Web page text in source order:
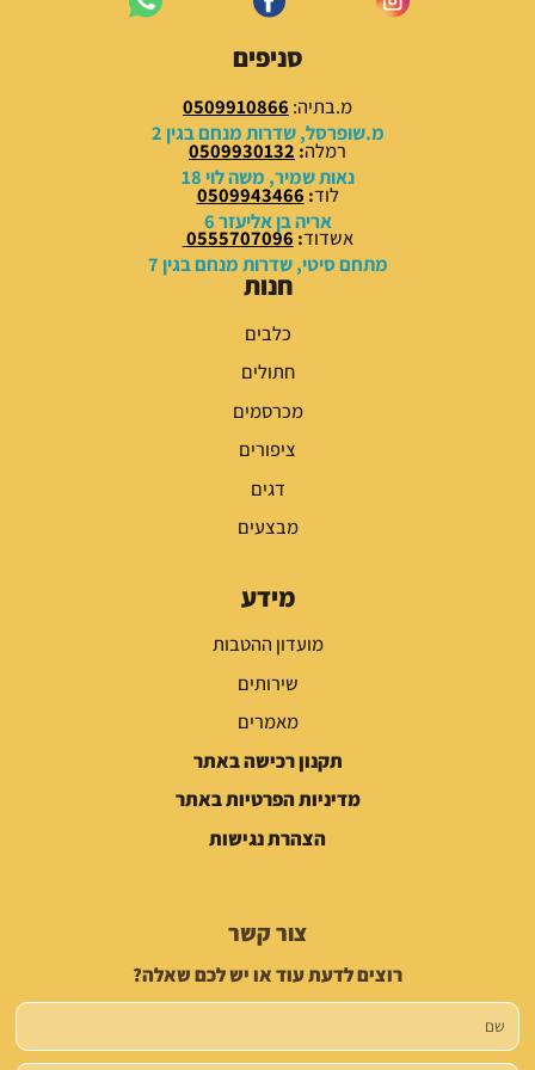
7
.
0
0
₪
.
0
0
₪
.
סניפים
מ.בתיה: 0509910866
מ.שופרסל, שדרות מנחם בגין 2
רמלה:
0509930132
נאות שמיר, משה לוי 18
לוד:
0509943466
אריה בן אליעזר 6
אשדוד:
0555707096
מתחם סיטי, שדרות מנחם בגין 7
חנות
כלבים
חתולים
מכרסמים
ציפורים
דגים
מבצעים
מידע
מועדון ההטבות
שירותים
מאמרים
תקנון רכישה באתר
מדיניות הפרטיות באתר
הצהרת נגישות
צור קשר
רוצים לדעת עוד או יש לכם שאלה?
שם